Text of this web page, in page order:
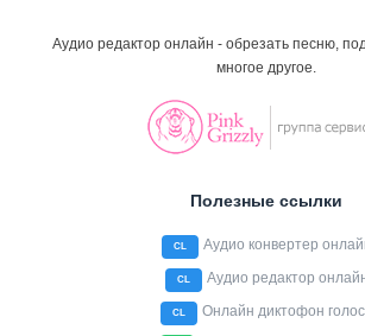
Аудио редактор онлайн - обрезать песню,
многое другое.
Полезные ссылки
CL Аудио конвертер
CL Аудио редактор
CL Онлайн диктофон